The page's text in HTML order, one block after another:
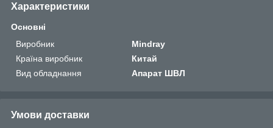
Характеристики
Основні
Виробник
Mindray
Країна виробник
Китай
Вид обладнання
Апарат ШВЛ
Умови доставки